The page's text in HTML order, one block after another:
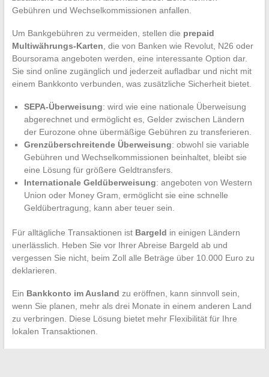
Gebühren und Wechselkommissionen anfallen.
Um Bankgebühren zu vermeiden, stellen die prepaid
Multiwährungs-Karten , die von Banken wie Revolut, N26 oder
Boursorama angeboten werden, eine interessante Option dar.
Sie sind online zugänglich und jederzeit aufladbar und nicht mit
einem Bankkonto verbunden, was zusätzliche Sicherheit bietet.
SEPA-Überweisung: wird wie eine nationale Überweisung
abgerechnet und ermöglicht es, Gelder zwischen Ländern
der Eurozone ohne übermäßige Gebühren zu transferieren.
Grenzüberschreitende Überweisung: obwohl sie variable
Gebühren und Wechselkommissionen beinhaltet, bleibt sie
eine Lösung für größere Geldtransfers.
Internationale Geldüberweisung: angeboten von Western
Union oder Money Gram, ermöglicht sie eine schnelle
Geldübertragung, kann aber teuer sein.
Für alltägliche Transaktionen ist Bargeld in einigen Ländern
unerlässlich. Heben Sie vor Ihrer Abreise Bargeld ab und
vergessen Sie nicht, beim Zoll alle Beträge über 10.000 Euro zu
deklarieren.
Ein Bankkonto im Ausland zu eröffnen, kann sinnvoll sein,
wenn Sie planen, mehr als drei Monate in einem anderen Land
zu verbringen. Diese Lösung bietet mehr Flexibilität für Ihre
lokalen Transaktionen.